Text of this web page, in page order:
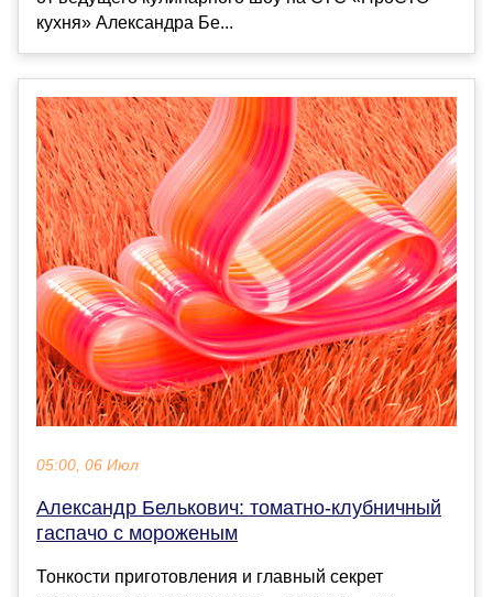
кухня» Александра Бе...
05:00, 06 Июл
Александр Белькович: томатно-клубничный
гаспачо с мороженым
Тонкости приготовления и главный секрет